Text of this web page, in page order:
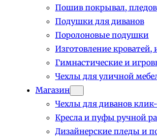
Пошив покрывал,
Подушки для диванов
Поролоновые подушки
Изготовление
Гимнастические и
Чехлы для уличной
Магазин
Чехлы для диванов
Кресла и пуфы ручной
Дизайнерские пледы и